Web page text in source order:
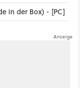
in der Box) - [PC]